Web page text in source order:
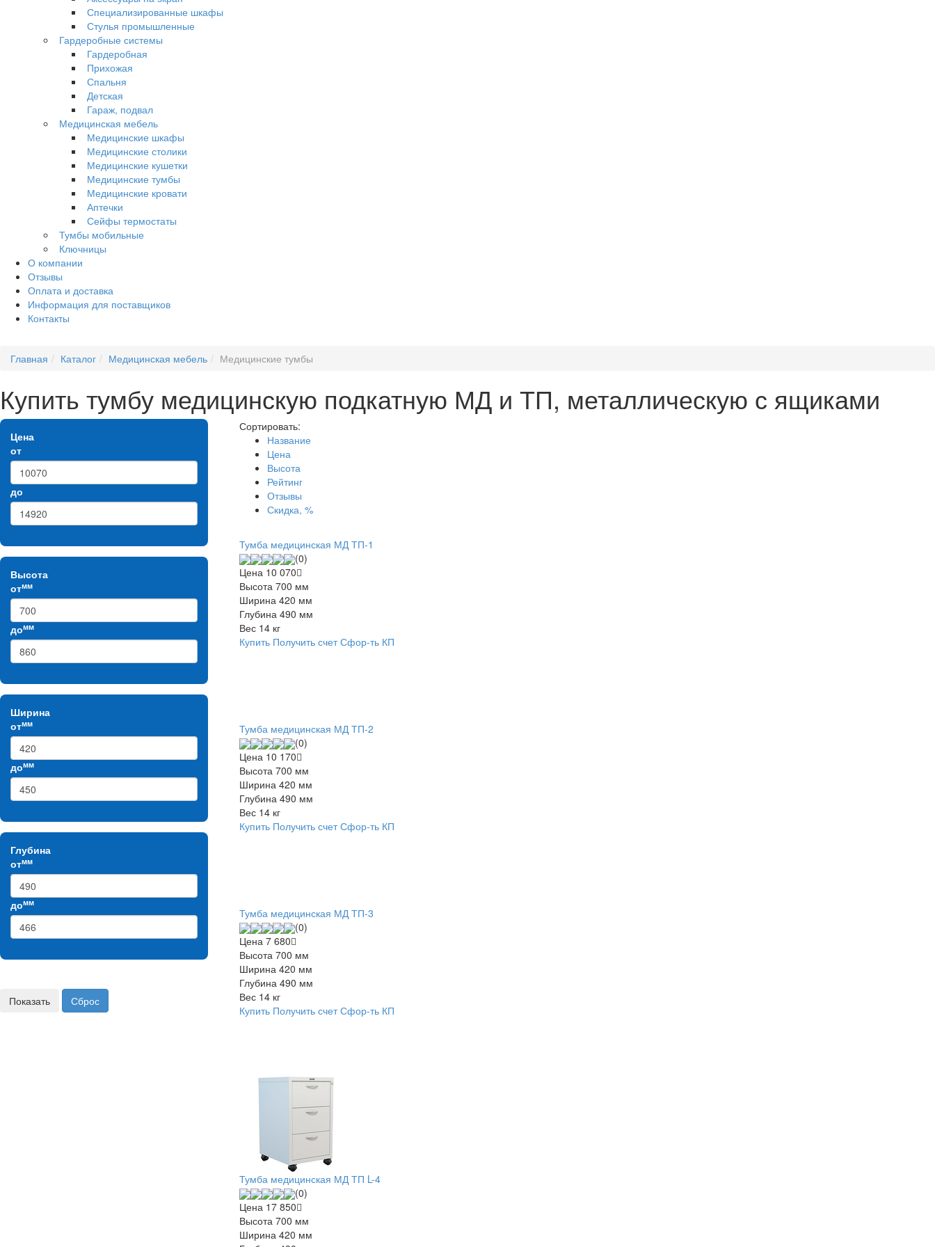
Специализированные шкафы
Стулья промышленные
Гардеробные системы
Гардеробная
Прихожая
Спальня
Детская
Гараж, подвал
Медицинская мебель
Медицинские шкафы
Медицинские столики
Медицинские кушетки
Медицинские тумбы
Медицинские кровати
Аптечки
Сейфы термостаты
Тумбы мобильные
Ключницы
О компании
Отзывы
Оплата и доставка
Информация для поставщиков
Контакты
Главная Каталог Медицинская мебель Медицинские тумбы
Купить тумбу медицинскую подкатную МД и ТП, металлическую с ящиками
Цена
от
до
Высота
отмм
домм
Ширина
отмм
домм
Глубина
отмм
домм
Сортировать:
Название
Цена
Высота
Рейтинг
Отзывы
Скидка, %
Тумба медицинская МД ТП-1
(0)
Цена 10 070
Высота 700 мм
Ширина 420 мм
Глубина 490 мм
Вес 14 кг
Купить Получить счет Сфор-ть КП
Тумба медицинская МД ТП-2
(0)
Цена 10 170
Высота 700 мм
Ширина 420 мм
Глубина 490 мм
Вес 14 кг
Купить Получить счет Сфор-ть КП
Тумба медицинская МД ТП-3
(0)
Цена 7 680
Высота 700 мм
Ширина 420 мм
Глубина 490 мм
Вес 14 кг
Купить Получить счет Сфор-ть КП
Тумба медицинская МД ТП L-4
(0)
Цена 17 850
Высота 700 мм
Ширина 420 мм